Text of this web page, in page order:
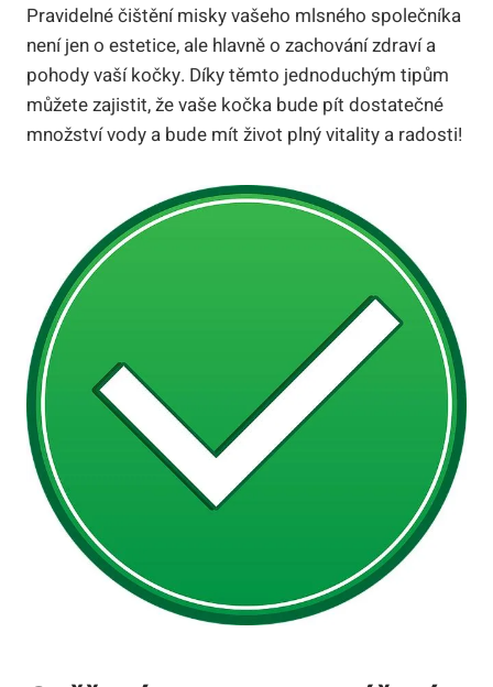
Pravidelné čištění misky vašeho mlsného společníka
není jen o estetice, ale hlavně o zachování zdraví a
pohody vaší kočky. Díky těmto jednoduchým tipům
můžete zajistit, že vaše kočka bude pít dostatečné
množství vody a bude mít život plný vitality a radosti!